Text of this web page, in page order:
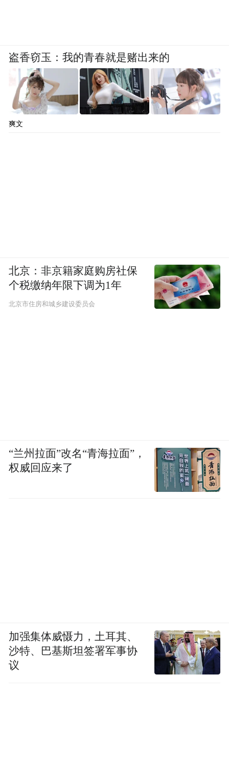
盗香窃玉：我的青春就是赌出来的
爽文
北京：非京籍家庭购房社保
个税缴纳年限下调为1年
北京市住房和城乡建设委员会
“兰州拉面”改名“青海拉面”，
权威回应来了
加强集体威慑力，土耳其、
沙特、巴基斯坦签署军事协
议